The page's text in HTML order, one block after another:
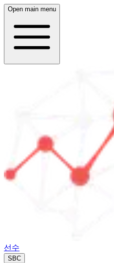
Open main menu
선수
SBC